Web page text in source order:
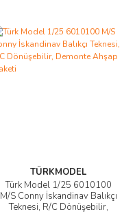
TÜRKMODEL
Türk Model 1/25 6010100
M/S Conny İskandinav Balıkçı
Teknesi, R/C Dönüşebilir,